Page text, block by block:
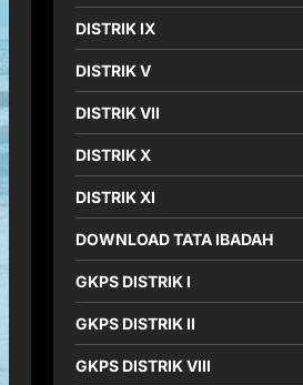
DISTRIK IX
DISTRIK V
DISTRIK VII
DISTRIK X
DISTRIK XI
DOWNLOAD TATA IBADAH
GKPS DISTRIK I
GKPS DISTRIK II
GKPS DISTRIK VIII